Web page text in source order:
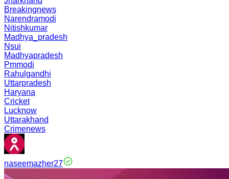
Breakingnews
Narendramodi
Nitishkumar
Madhya_pradesh
Nsui
Madhyapradesh
Pmmodi
Rahulgandhi
Uttarpradesh
Haryana
Cricket
Lucknow
Uttarakhand
Crimenews
naseemazher27